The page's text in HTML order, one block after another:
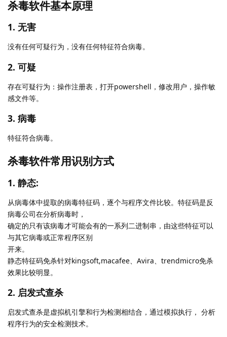
杀毒软件基本原理
1. 无害
没有任何可疑行为，没有任何特征符合病毒。
2. 可疑
存在可疑行为：操作注册表，打开powershell，修改用户，操作敏
感文件等。
3. 病毒
特征符合病毒。
杀毒软件常用识别方式
1. 静态:
从病毒体中提取的病毒特征码，逐个与程序文件比较。特征码是反
病毒公司在分析病毒时，
确定的只有该病毒才可能会有的一系列二进制串，由这些特征可以
与其它病毒或正常程序区别
开来。
静态特征码免杀针对kingsoft,macafee、Avira、trendmicro免杀
效果比较明显。
2. 启发式查杀
启发式查杀是虚拟机引擎和行为检测相结合，通过模拟执行， 分析
程序行为的安全检测技术。